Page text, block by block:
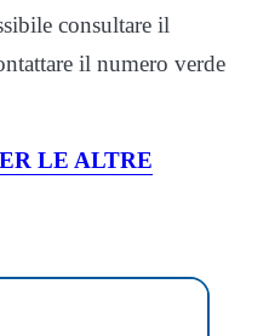
consultare il
il numero verde
LE ALTRE